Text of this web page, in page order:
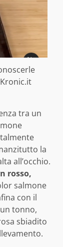
tra un
la
all’occhio.
rosso,
salmone
con il
tonno,
sbiadito